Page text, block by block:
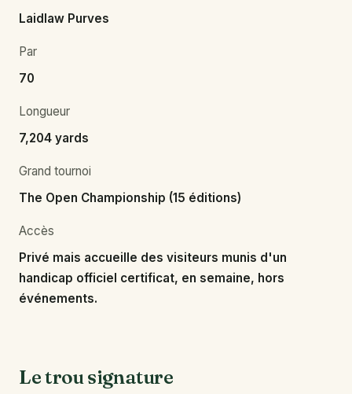
Laidlaw Purves
Par
70
Longueur
7,204 yards
Grand tournoi
The Open Championship (15 éditions)
Accès
Privé mais accueille des visiteurs munis d'un
handicap officiel certificat, en semaine, hors
événements.
Le trou signature